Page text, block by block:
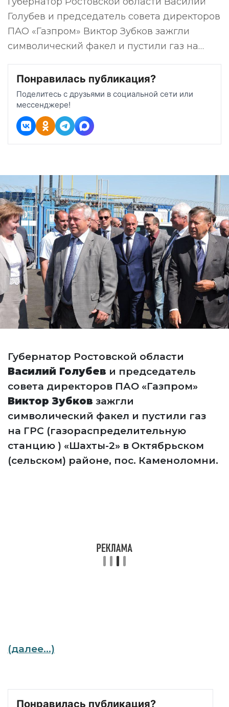
Голубев и председатель совета директоров
ПАО «Газпром» Виктор Зубков зажгли
символический факел и пустили газ на…
Понравилась публикация?
Поделитесь с друзьями в социальной сети или
мессенджере!
Губернатор Ростовской области
Василий Голубев и председатель
совета директоров ПАО «Газпром»
Виктор Зубков зажгли
символический факел и пустили газ
на ГРС (газораспределительную
станцию ) «Шахты-2» в Октябрьском
(сельском) районе, пос. Каменоломни.
(далее…)
Понравилась публикация?